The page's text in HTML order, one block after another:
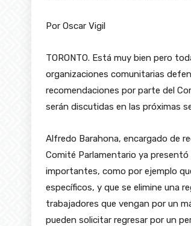
Por Oscar Vigil
TORONTO. Está muy bien pero
organizaciones comunitarias
recomendaciones por parte del
serán discutidas en las próximas
Alfredo Barahona, encargado de
Comité Parlamentario ya
importantes, como por ejemplo
específicos, y que se elimine una
trabajadores que vengan por un
pueden solicitar regresar por un